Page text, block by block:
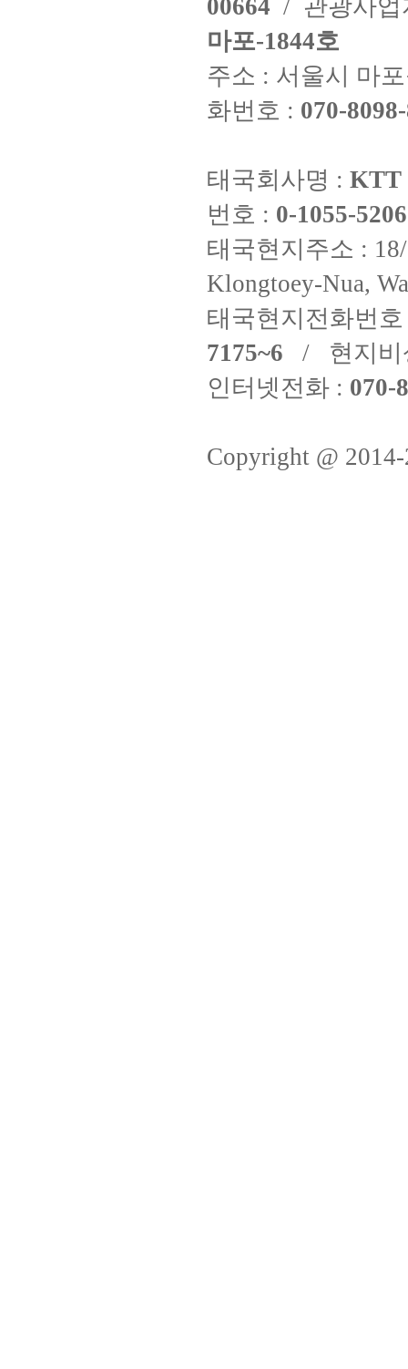
00664 / 관광사
마포-1844호
주소 : 서울시 마
화번호 : 070-
태국회사명 : KTT
번호 : 0-1055-
태국현지주소 :
Klongtoey-Nua,
태국현지전화번
7175~6 / 현지비
인터넷전화 : 070-
Copyright @